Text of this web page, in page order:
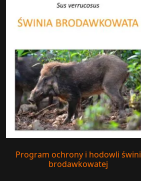
Program ochrony i hodowli świni
brodawkowatej